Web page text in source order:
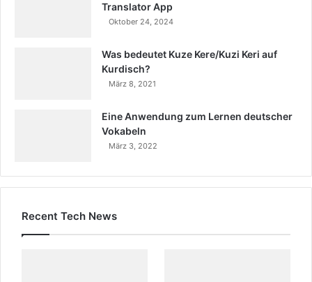
Translator App
Oktober 24, 2024
Was bedeutet Kuze Kere/Kuzi Keri auf
Kurdisch?
März 8, 2021
Eine Anwendung zum Lernen deutscher
Vokabeln
März 3, 2022
Recent Tech News